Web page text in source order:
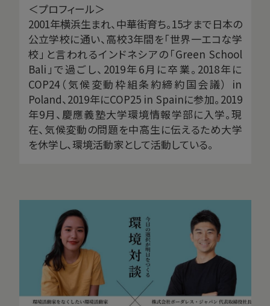
＜プロフィール＞
2001年横浜生まれ、中華街育ち。15才まで日本の
公立学校に通い、高校3年間を「世界一エコな学
校」と言われるインドネシアの「Green School
Bali」で過ごし、2019年6月に卒業。2018年に
COP24（気候変動枠組条約締約国会議） in
Poland、2019年にCOP25 in Spainに参加。2019
年9月、慶應義塾大学環境情報学部に入学。現
在、気候変動の問題を中高生に伝えるため大学
を休学し、環境活動家として活動している。